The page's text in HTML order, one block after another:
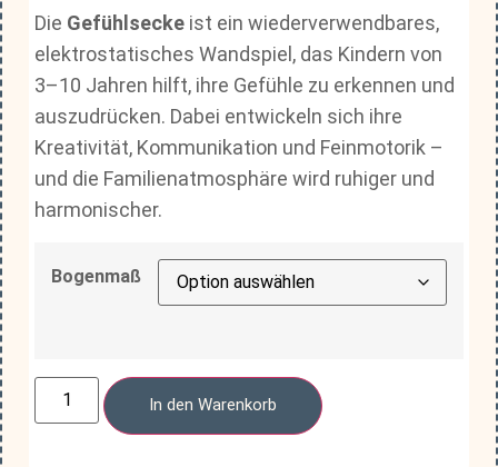
basierend auf
Kundenbewertung
Die Gefühlsecke ist ein wiederverwendbares,
elektrostatisches Wandspiel, das Kindern von
3–10 Jahren hilft, ihre Gefühle zu erkennen und
auszudrücken. Dabei entwickeln sich ihre
Kreativität, Kommunikation und Feinmotorik –
und die Familienatmosphäre wird ruhiger und
harmonischer.
Bogenmaß
In den Warenkorb